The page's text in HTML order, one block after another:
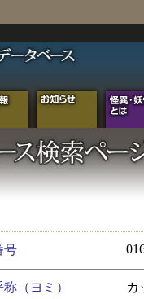
号
称（ヨミ）
カ